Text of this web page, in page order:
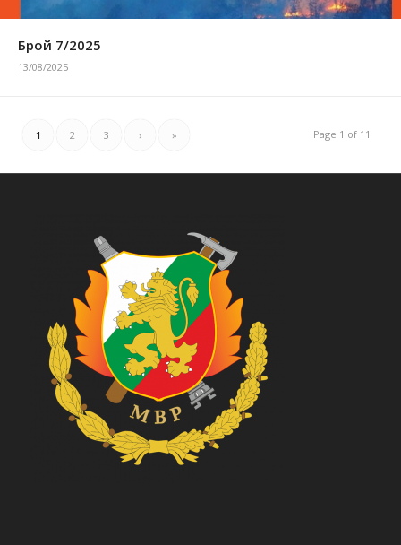
Брой 7/2025
13/08/2025
Page 1 of 11
1 2 3 › »